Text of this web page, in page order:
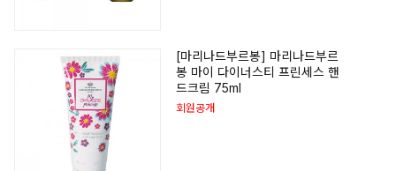
[마리나드부르봉] 마리나드부르
봉 마이 다이너스티 프린세스 핸
드크림 75ml
회원공개